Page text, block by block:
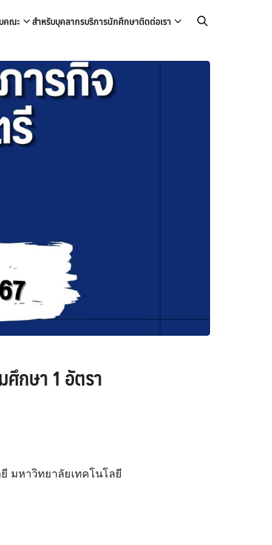
คณะ สำหรับบุคลากรบริการนักศึกษาติดต่อเรา
กษา 1 อัตรา
มหาวิทยาลัยเทคโนโลยี